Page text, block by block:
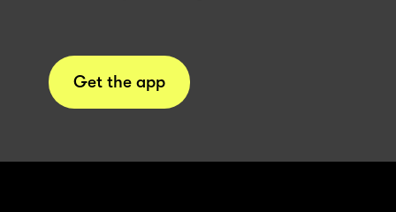
Get the app